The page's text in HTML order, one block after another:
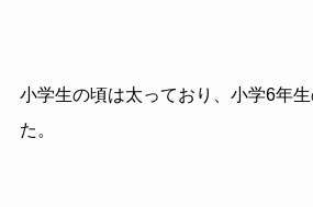
小学生の頃は太っており、小学6年
た。